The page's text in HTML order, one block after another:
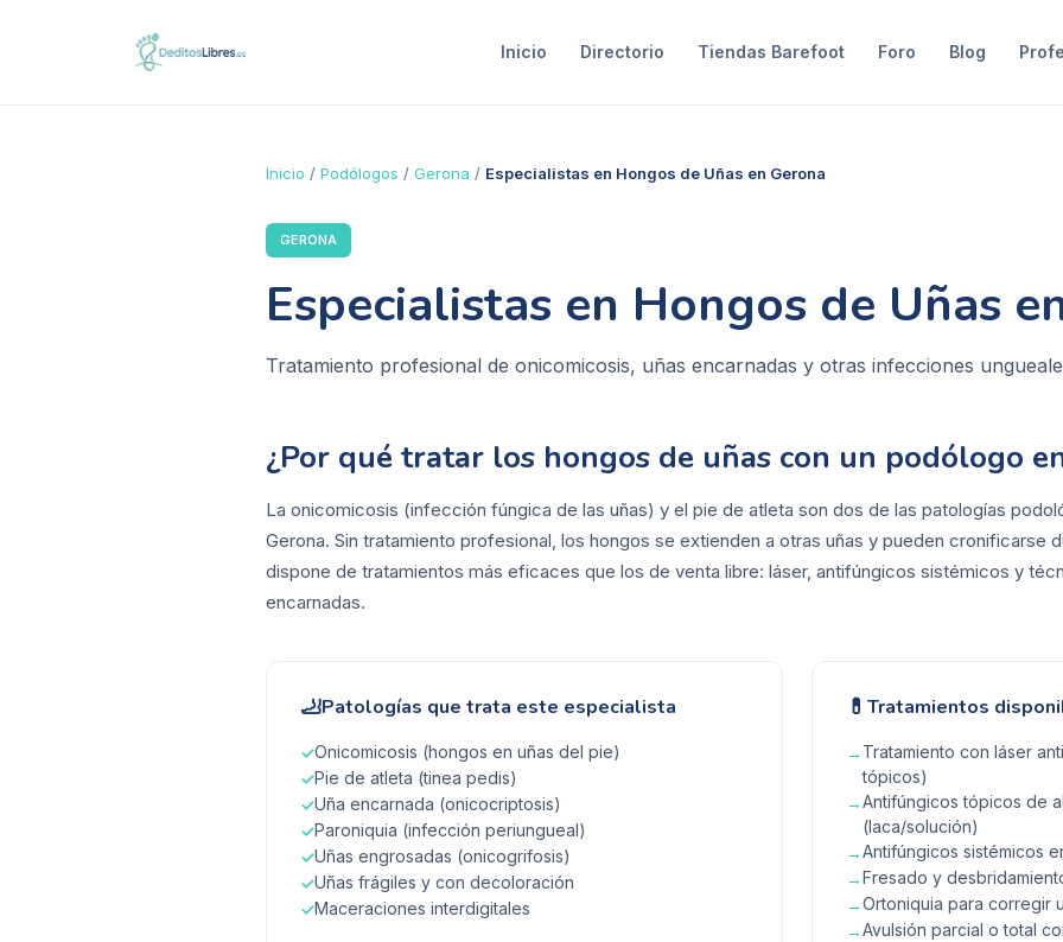
Inicio Directorio Tiendas Barefoot Foro Blog
Inicio / Podólogos / Gerona / Especialistas en Hongos de Uñas en Gerona
GERONA
Especialistas en Hongos de Uñas
Tratamiento profesional de onicomicosis, uñas encarnadas y otras infecciones
¿Por qué tratar los hongos de uñas con un podólogo
La onicomicosis (infección fúngica de las uñas) y el pie de atleta son dos de las patologías
Gerona. Sin tratamiento profesional, los hongos se extienden a otras uñas y pueden cronificarse
dispone de tratamientos más eficaces que los de venta libre: láser, antifúngicos sistémicos y
encarnadas.
🦶Patologías que trata este especialista
✓Onicomicosis (hongos en uñas del pie)
✓Pie de atleta (tinea pedis)
✓Uña encarnada (onicocriptosis)
✓Paroniquia (infección periungueal)
✓Uñas engrosadas (onicogrifosis)
✓Uñas frágiles y con decoloración
✓Maceraciones interdigitales
💊 Tratamientos
→ Tratamiento con láser
tópicos)
→Antifúngicos tópicos de
(laca/solución)
→Antifúngicos sistémicos
→Fresado y
→Ortoniquia para corregir
→Avulsión parcial o total